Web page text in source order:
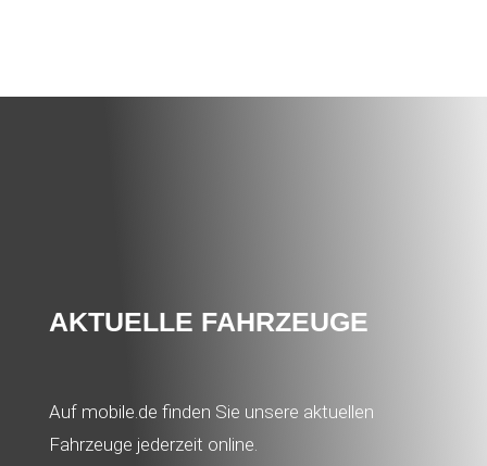
AKTUELLE FAHRZEUGE
Auf mobile.de finden Sie unsere aktuellen
Fahrzeuge jederzeit online.